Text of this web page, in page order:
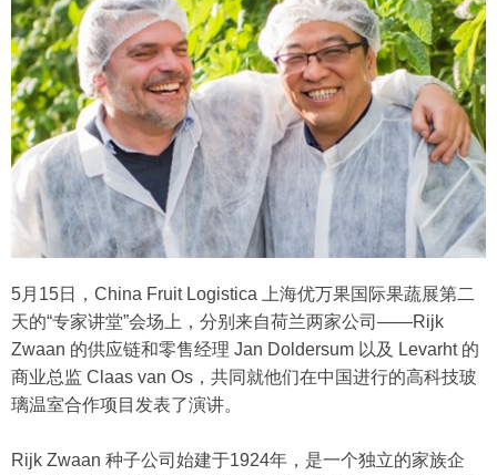
5月15日，China Fruit Logistica 上海优万果国际果蔬展第二
天的“专家讲堂”会场上，分别来自荷兰两家公司——Rijk
Zwaan 的供应链和零售经理 Jan Doldersum 以及 Levarht 的
商业总监 Claas van Os，共同就他们在中国进行的高科技玻
璃温室合作项目发表了演讲。
Rijk Zwaan 种子公司始建于1924年，是一个独立的家族企